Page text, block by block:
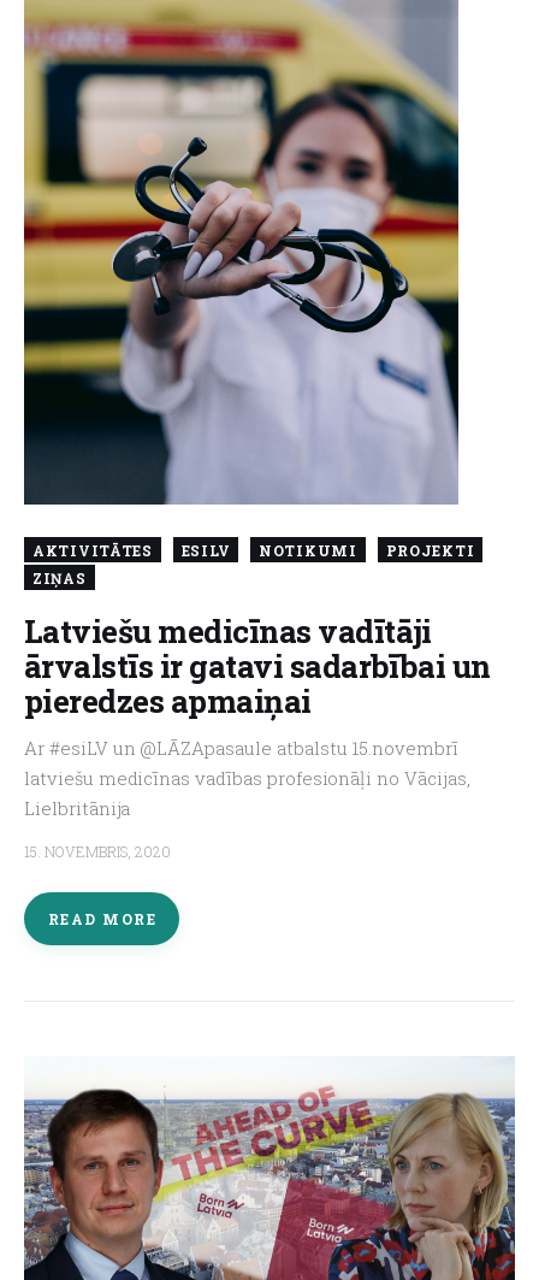
AKTIVITĀTES ESILV NOTIKUMI
PROJEKTI
ZIŅAS
Latviešu medicīnas vadītāji
ārvalstīs ir gatavi sadarbībai un
pieredzes apmaiņai
Ar #esiLV un @LĀZApasaule atbalstu 15.novembrī
latviešu medicīnas vadības profesionāļi no Vācijas,
Lielbritānija
15. NOVEMBRIS, 2020
READ MORE